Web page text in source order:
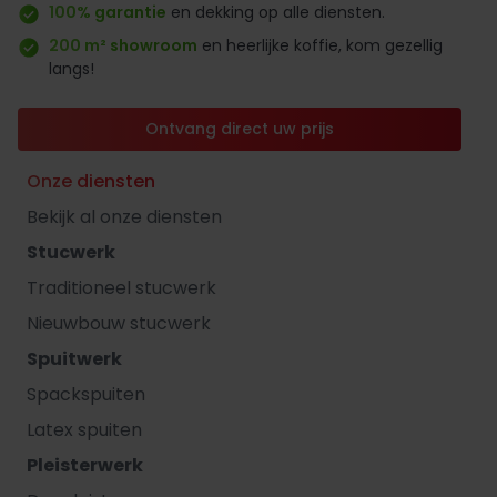
100% garantie en dekking op alle diensten.
200 m² showroom en heerlijke koffie, kom gezellig
langs!
Ontvang direct uw prijs
Onze diensten
Bekijk al onze diensten
Stucwerk
Traditioneel stucwerk
Nieuwbouw stucwerk
Spuitwerk
Spackspuiten
Latex spuiten
Pleisterwerk